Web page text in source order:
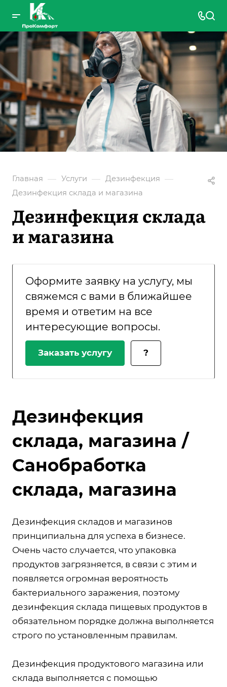
Главная — Услуги — Дезинфекция —
Дезинфекция склада и магазина
Дезинфекция склада
и магазина
Оформите заявку на услугу, мы
свяжемся с вами в ближайшее
время и ответим на все
интересующие вопросы.
Заказать услугу ?
Дезинфекция
склада, магазина /
Санобработка
склада, магазина
Дезинфекция складов и магазинов
принципиальна для успеха в бизнесе.
Очень часто случается, что упаковка
продуктов загрязняется, в связи с этим и
появляется огромная вероятность
бактериального заражения, поэтому
дезинфекция склада пищевых продуктов в
обязательном порядке должна выполняется
строго по установленным правилам.
Дезинфекция продуктового магазина или
склада выполняется с помощью